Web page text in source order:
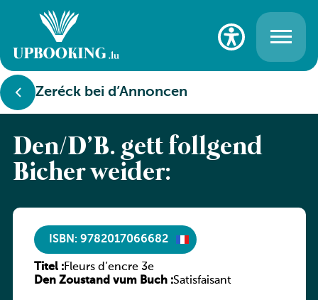
Zeréck bei d’Annoncen
Den/D’B. gëtt follgend
Bicher weider:
ISBN: 9782017066682
Titel :Fleurs d’encre 3e
Den Zoustand vum Buch :Satisfaisant